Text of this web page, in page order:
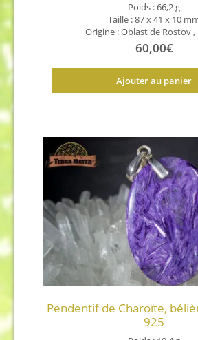
Poids : 66,2 g
Taille : 87 x 41 x 10
Origine : Oblast de Rostov ,
60,00€
Ajouter au panier
Pendentif de Charoïte,
925